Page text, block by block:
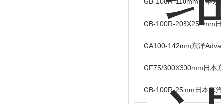
GB-100R-203X254mm
GA100-142mm东洋
GF75/300X300mm日本
GB-100R-25mm日本东